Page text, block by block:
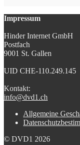
Impressum
Hinder Internet GmbH
Postfach
9001 St. Gallen
UID CHE-110.249.145
Kontakt:
info@dvd1.ch
Allgemeine
© DVD1 2026